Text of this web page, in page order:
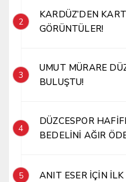
2
KARDÜZ’DEN
GÖRÜNTÜLER!
3
UMUT MÜRARE
BULUŞTU!
4
DÜZCESPOR
BEDELİNİ AĞIR
5 ANIT ESER İÇİN